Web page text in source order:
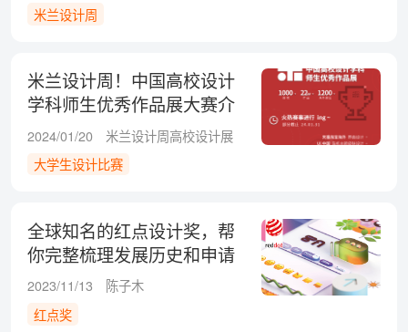
米兰设计周
米兰设计周！中国高校设计
学科师生优秀作品展大赛介
绍！
2024/01/20
米兰设计周高校设计展
大学生设计比赛
全球知名的红点设计奖，帮
你完整梳理发展历史和申请
流程
2023/11/13
陈子木
红点奖